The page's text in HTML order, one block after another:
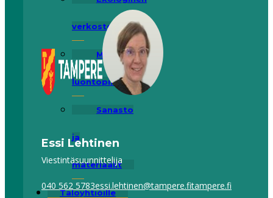
verkosto
Miksi
luontopiha?
Sanasto
ja
materiaalit
Taloyhtiöille
Essi Lehtinen
Viestintäsuunnittelija
040 562 5783essi.lehtinen@tampere.fitampere.fi